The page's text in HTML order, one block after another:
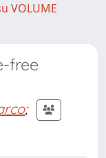
VOLUME
free
;